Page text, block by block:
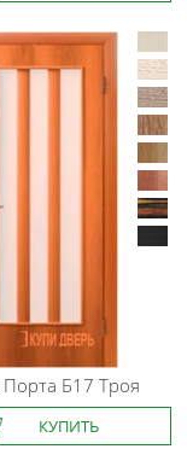
Б17 Троя